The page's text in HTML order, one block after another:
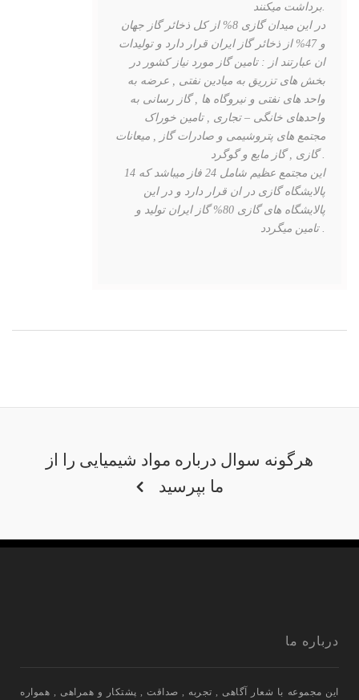
برداشت میکنند.
در این میدان گازی 8% از کل ذخائر گاز جهان
و 47% از ذخائر گاز ایران قرار دارد و تولیدات
ان عبارتند از : تامین گاز مورد نیاز کشور در
بخش های تزریق به میادین نفتی , عرضه به
واحد های نفتی و نیروگاه ها , گاز رسانی به
واحدهای خانگی – تجاری , تامین خوراک
مجتمع های پتروشیمی و صادرات گاز , میعانات
گازی , گاز مایع و گوگرد .
این مجتمع عظیم شامل 24 فاز میباشد که 14
پالایشگاه گازی در ان قرار دارد و در این
پالایشگاه های گازی 80% گاز ایران تولید و
تامین میگردد .
هرگونه سوال درباره مواد شیمیایی را از
ما بپرسید
درباره ما
این مجموعه با شعار آگاهی , تجربه , صداقت , پشتکار و همراهی , همواره